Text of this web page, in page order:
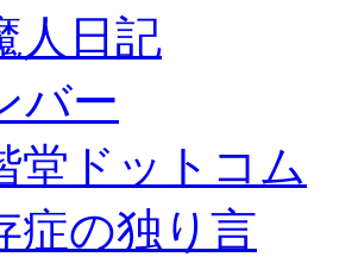
人日記
バー
堂ドットコム
症の独り言